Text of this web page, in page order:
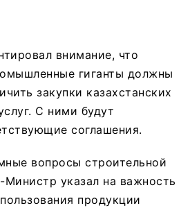
внимание, что
гиганты должны
закупки казахстанских
С ними будут
соглашения.
вопросы строительной
указал на важность
продукции